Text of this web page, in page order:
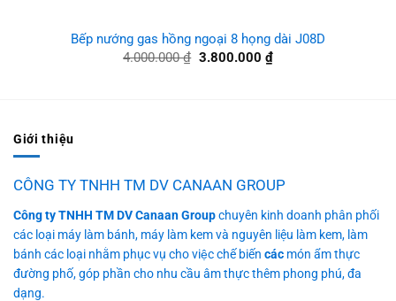
Bếp nướng gas hồng ngoại 8 họng dài J08D
4.000.000₫ Giá
3.800.000 ₫Giá
hiện
Giới thiệu
CÔNG TY TNHH TM DV CANAAN GROUP
Công ty TNHH TM DV Canaan Groupchuyên kinh doanh phân phối
các loại máy làm bánh, máy làm kem và nguyên liệu làm kem, làm
bánh các loại nhằm phục vụ cho việc chế biến các món ẩm thực
đường phố, góp phần cho nhu cầu âm thực thêm phong phú, đa
dạng.